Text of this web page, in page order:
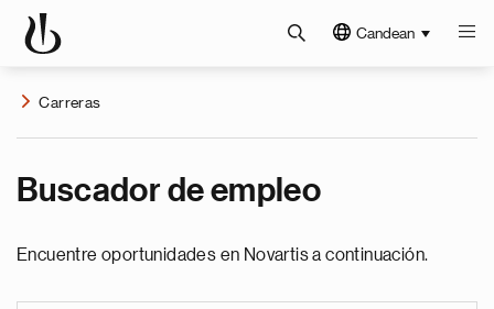
Candean
Carreras
Buscador de empleo
Encuentre oportunidades en Novartis a continuación.